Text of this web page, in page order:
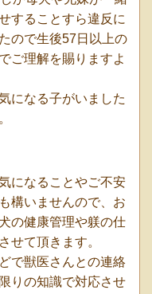
することすら違反に
ので生後57日以上の
ご理解を賜りますよ
になる子がいました
になることやご不安
構いませんので、お
の健康管理や躾の仕
せて頂きます。
で獣医さんとの連絡
りの知識で対応させ